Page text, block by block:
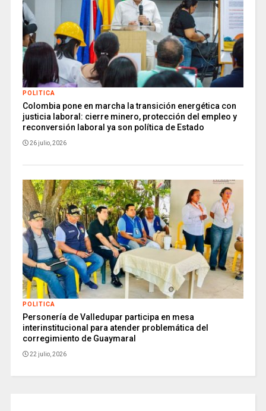
POLITICA
Colombia pone en marcha la transición energética con
justicia laboral: cierre minero, protección del empleo y
reconversión laboral ya son política de Estado
26 julio, 2026
POLITICA
Personería de Valledupar participa en mesa
interinstitucional para atender problemática del
corregimiento de Guaymaral
22 julio, 2026